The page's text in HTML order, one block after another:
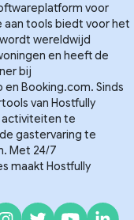
voor
tools biedt voor het
wereldwijd
en heeft de
bij
Booking.com. Sinds
van Hostfully
activiteiten te
gastervaring te
Met 24/7
maakt Hostfully